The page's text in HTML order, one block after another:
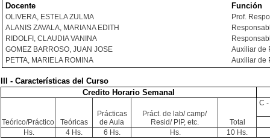
Docente
Función
OLIVERA, ESTELA ZULMA
Prof.
ALANIS ZAVALA, MARIANA EDITH
RIDOLFI, CLAUDIA VANINA
GOMEZ BARROSO, JUAN JOSE
Auxiliar de
PETTA, MARIELA ROMINA
Auxiliar de
III - Características del Curso
Credito Horario Semanal
Teórico/Práctico Teóricas
Prácticas
de Aula
Práct. de lab/ camp/
Resid/ PIP, etc.
Total
C
Hs. 4 Hs. 6 Hs. Hs. 10 Hs.